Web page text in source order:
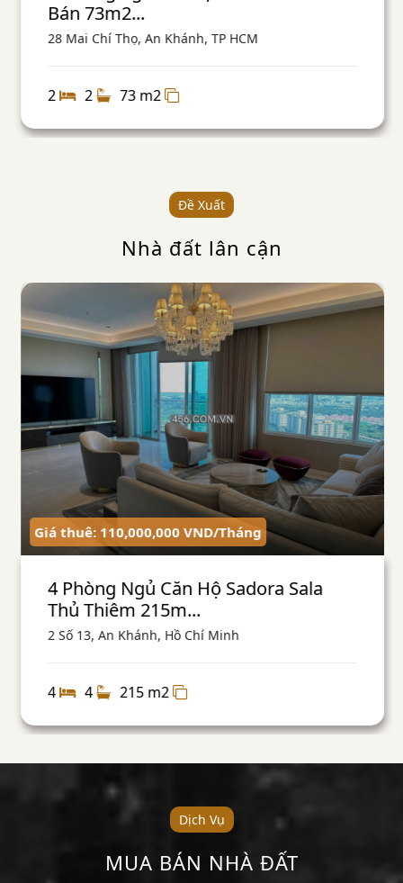
Bán 73m2...
28 Mai Chí Thọ, An Khánh, TP HCM
2 2 73 m2
Đề Xuất
Nhà đất lân cận
Giá thuê: 110,000,000 VND/Tháng
4 Phòng Ngủ Căn Hộ Sadora Sala
Thủ Thiêm 215m...
2 Số 13, An Khánh, Hồ Chí Minh
4 4 215 m2
Dịch Vụ
MUA BÁN NHÀ ĐẤT